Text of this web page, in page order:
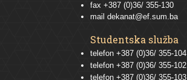
fax +387 (0)36/ 355-130
mail dekanat@ef.sum.ba
Studentska služba
telefon +387 (0)36/ 355-104
telefon +387 (0)36/ 355-102
telefon +387 (0)36/ 355-103